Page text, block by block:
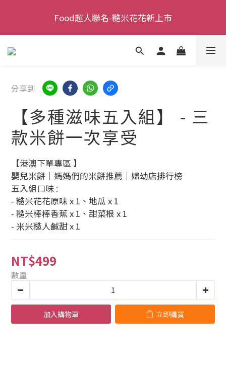
新會員活動 | 達購物門檻即享【免運 + 現折 $ 100 + 送
一包糙米花花 or 棒棒，口味隨機】
Food超人聯名-糙米花花新上市
新會員活動 | 達購物門檻即享【免運 + 現折 $ 100 + 送
一包糙米花花 or 棒棒，口味隨機】
分享到
【多種滋味五入組】 - 三
款米餅一次享受
【港澳下單專區 】
嬰兒米餅｜媽媽們的米餅推薦｜婦幼店排行榜
五入組口味 :
- 糙米花花原味 x 1、地瓜 x 1
- 糙米棒棒香蕉 x 1、甜菜根 x 1
- 米米糙人鹹甜 x 1
NT$499
數量
加入購物車 立即購買